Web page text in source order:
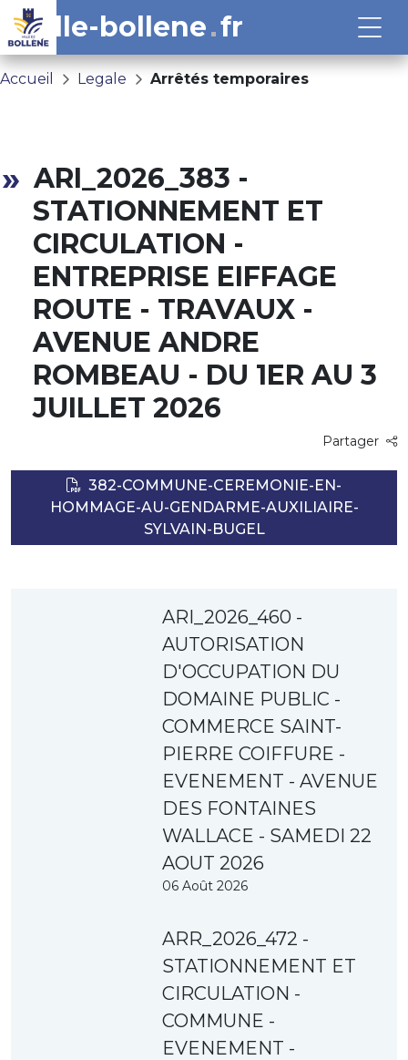
ville-bollene fr
Accueil Legale Arrêtés temporaires
ARI_2026_383 -
STATIONNEMENT ET
CIRCULATION -
ENTREPRISE EIFFAGE
ROUTE - TRAVAUX -
AVENUE ANDRE
ROMBEAU - DU 1ER AU 3
JUILLET 2026
Partager
382-COMMUNE-CEREMONIE-EN-
HOMMAGE-AU-GENDARME-AUXILIAIRE-
SYLVAIN-BUGEL
ARI_2026_460 -
AUTORISATION
D'OCCUPATION DU
DOMAINE PUBLIC -
COMMERCE SAINT-
PIERRE COIFFURE -
EVENEMENT - AVENUE
DES FONTAINES
WALLACE - SAMEDI 22
AOUT 2026
06 Août 2026
ARR_2026_472 -
STATIONNEMENT ET
CIRCULATION -
COMMUNE -
EVENEMENT -